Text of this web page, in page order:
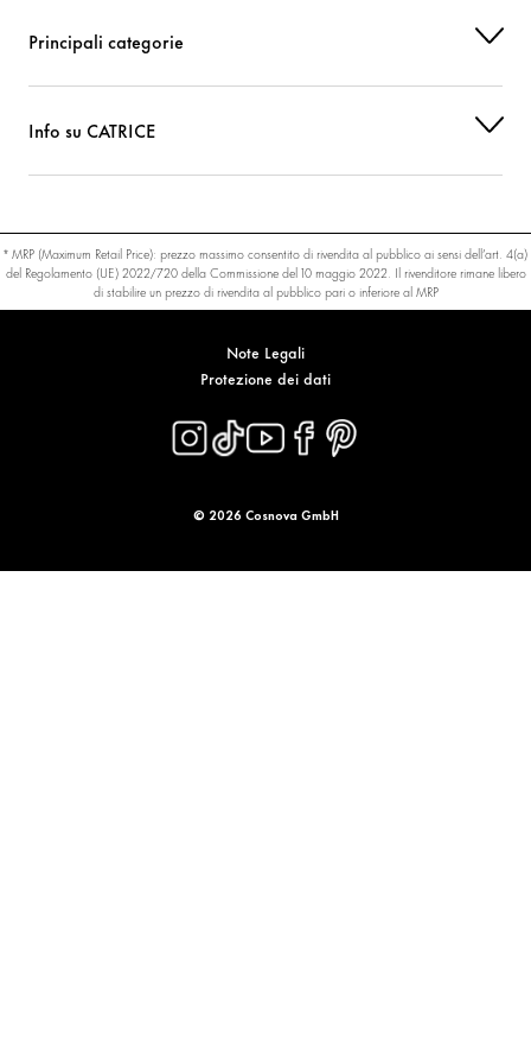
Principali categorie
Info su CATRICE
* MRP (Maximum Retail Price): prezzo massimo consentito di rivendita al pubblico ai sensi dell’art. 4(a)
del Regolamento (UE) 2022/720 della Commissione del 10 maggio 2022. Il rivenditore rimane libero
di stabilire un prezzo di rivendita al pubblico pari o inferiore al MRP
Note Legali
Protezione dei dati
© 2026 Cosnova GmbH